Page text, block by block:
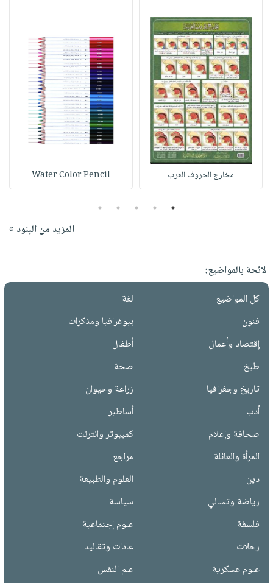
مخارج الحروف العرب Water Color Pencil
1
2
3
4
5
المزيد من البنود »
لائحة بالمواضيع:
كل المواضيع
لغة
فنون
بيوغرافيا ومذكرات
إقتصاد وأعمال
أطفال
طبخ
صحة
تاريخ وجغرافيا
زراعة وحيوان
أدب
أساطير
صحافة وإعلام
كمبيوتر وانترنت
المرأة والعائلة
مراجع
دين
العلوم والطبيعة
رياضة وتسالي
سياسة
فلسفة
علوم إجتماعية
رحلات
عادات وتقاليد
علوم عسكرية
علم النفس